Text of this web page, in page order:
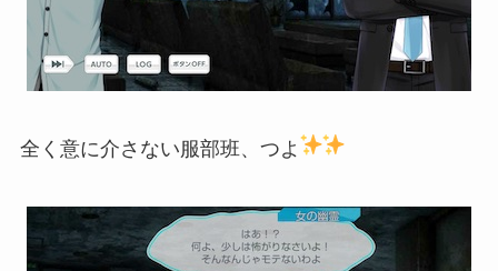
全く意に介さない服部班、つよ